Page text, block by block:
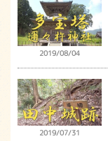
2019/08/04
2019/07/31